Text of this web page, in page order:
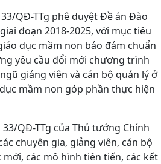
QĐ-TTg phê duyệt Đề án Đào
đoạn 2018-2025, với mục tiêu
dục mầm non bảo đảm chuẩn
yêu cầu đổi mới chương trình
giảng viên và cán bộ quản lý ở
mầm non góp phần thực hiện
QĐ-TTg của Thủ tướng Chính
chuyên gia, giảng viên, cán bộ
các mô hình tiên tiến, các kết